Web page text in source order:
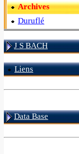
Archives
Duruflé
J S BACH
Liens
Data Base